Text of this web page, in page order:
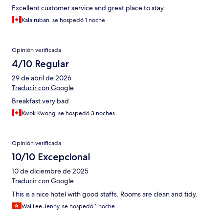
Excellent customer service and great place to stay
Kalairuban, se hospedó 1 noche
Opinión verificada
4/10 Regular
29 de abril de 2026
Traducir con Google
Breakfast very bad
Kwok Kwong, se hospedó 3 noches
Opinión verificada
10/10 Excepcional
10 de diciembre de 2025
Traducir con Google
This is a nice hotel with good staffs. Rooms are clean and tidy.
Wai Lee Jenny, se hospedó 1 noche